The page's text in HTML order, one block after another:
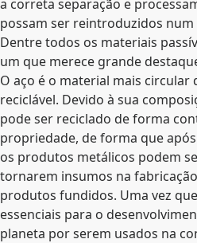
a correta separação e
possam ser reintroduzidos
Dentre todos os materiais
um que merece grande
O aço é o material mais circular
reciclável. Devido à sua
pode ser reciclado de forma
propriedade, de forma que
os produtos metálicos podem
tornarem insumos na
produtos fundidos. Uma vez
essenciais para o
planeta por serem usados na